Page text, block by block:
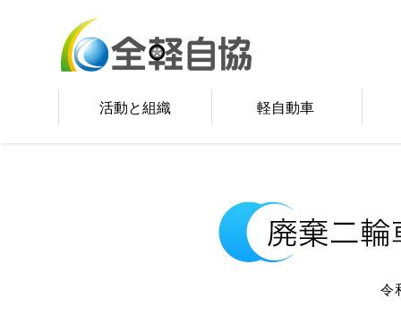
活動と組織 軽自動車
令